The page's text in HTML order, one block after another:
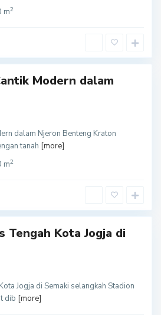
m2
Modern dalam
dalam Njeron Benteng Kraton
tanah [more]
m2
Tengah Kota Jogja di
Jogja di Semaki selangkah Stadion
dib [more]